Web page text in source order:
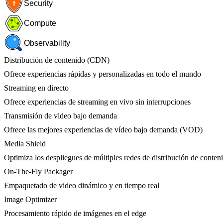
Security
Compute
Observability
Distribución de contenido (CDN)
Ofrece experiencias rápidas y personalizadas en todo el mundo
Streaming en directo
Ofrece experiencias de streaming en vivo sin interrupciones
Transmisión de video bajo demanda
Ofrece las mejores experiencias de vídeo bajo demanda (VOD)
Media Shield
Optimiza los despliegues de múltiples redes de distribución de
On-The-Fly Packager
Empaquetado de video dinámico y en tiempo real
Image Optimizer
Procesamiento rápido de imágenes en el edge